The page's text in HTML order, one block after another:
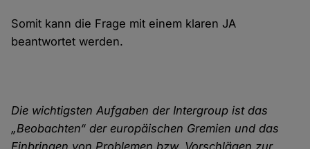
Somit kann die Frage mit einem klaren JA
beantwortet werden.
Die wichtigsten Aufgaben der Intergroup ist das
„Beobachten“ der europäischen Gremien und das